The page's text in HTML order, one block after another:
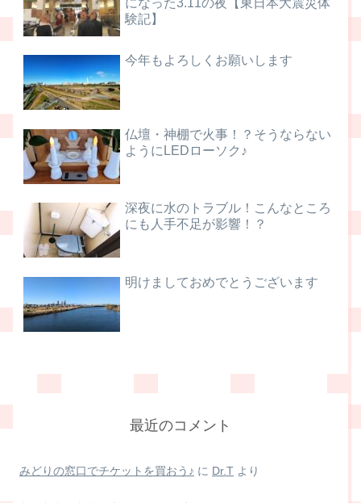
になった3.11の夜【東日本大震災体
験記】
今年もよろしくお願いします
仏壇・神棚で火事！？そうならない
ようにLEDローソク♪
深夜に水のトラブル！こんなところ
にも人手不足が影響！？
明けましておめでとうございます
最近のコメント
みどりの窓口でチケットを買おう♪ に Dr.T より